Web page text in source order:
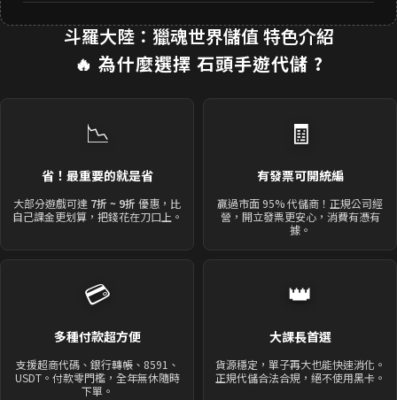
斗羅大陸：獵魂世界儲值 特色介紹
🔥 為什麼選擇 石頭手遊代儲 ?
📉
省！最重要的就是省
大部分遊戲可達 7折 ~ 9折 優惠，比
自己課金更划算，把錢花在刀口上。
🧾
有發票可開統編
贏過市面 95% 代儲商！正規公司經
營，開立發票更安心，消費有憑有
據。
💳
多種付款超方便
支援超商代碼、銀行轉帳、8591、
USDT。付款零門檻，全年無休隨時
下單。
👑
大課長首選
貨源穩定，單子再大也能快速消化。
正規代儲合法合規，絕不使用黑卡。